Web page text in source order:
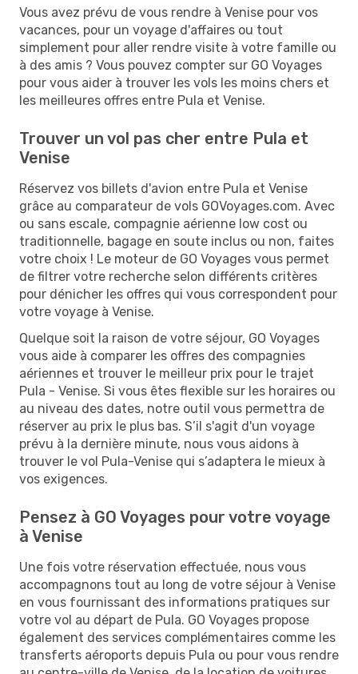
Vous avez prévu de vous rendre à Venise pour vos
vacances, pour un voyage d'affaires ou tout
simplement pour aller rendre visite à votre famille ou
à des amis ? Vous pouvez compter sur GO Voyages
pour vous aider à trouver les vols les moins chers et
les meilleures offres entre Pula et Venise.
Trouver un vol pas cher entre Pula et
Venise
Réservez vos billets d'avion entre Pula et Venise
grâce au comparateur de vols GOVoyages.com. Avec
ou sans escale, compagnie aérienne low cost ou
traditionnelle, bagage en soute inclus ou non, faites
votre choix ! Le moteur de GO Voyages vous permet
de filtrer votre recherche selon différents critères
pour dénicher les offres qui vous correspondent pour
votre voyage à Venise.
Quelque soit la raison de votre séjour, GO Voyages
vous aide à comparer les offres des compagnies
aériennes et trouver le meilleur prix pour le trajet
Pula - Venise. Si vous êtes flexible sur les horaires ou
au niveau des dates, notre outil vous permettra de
réserver au prix le plus bas. S’il s'agit d'un voyage
prévu à la dernière minute, nous vous aidons à
trouver le vol Pula-Venise qui s’adaptera le mieux à
vos exigences.
Pensez à GO Voyages pour votre voyage
à Venise
Une fois votre réservation effectuée, nous vous
accompagnons tout au long de votre séjour à Venise
en vous fournissant des informations pratiques sur
votre vol au départ de Pula. GO Voyages propose
également des services complémentaires comme les
transferts aéroports depuis Pula ou pour vous rendre